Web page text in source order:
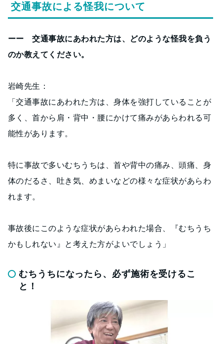
交通事故による怪我について
ーー 交通事故にあわれた方は、どのような怪我を負う
のか教えてください。
岩崎先生：
「交通事故にあわれた方は、身体を強打していることが
多く、首から肩・背中・腰にかけて痛みがあらわれる可
能性があります。
特に事故で多いむちうちは、首や背中の痛み、頭痛、身
体のだるさ、吐き気、めまいなどの様々な症状があらわ
れます。
事故後にこのような症状があらわれた場合、『むちうち
かもしれない』と考えた方がよいでしょう」
むちうちになったら、必ず施術を受けるこ
と！